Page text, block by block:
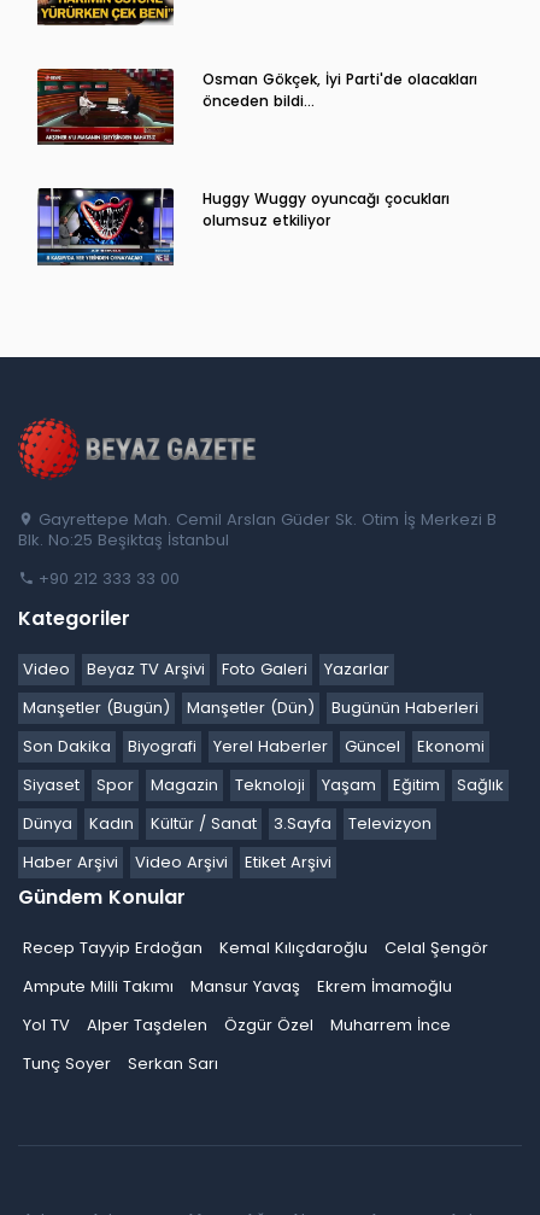
Osman Gökçek, İyi Parti'de olacakları
önceden bildi...
Huggy Wuggy oyuncağı çocukları
olumsuz etkiliyor
Gayrettepe Mah. Cemil Arslan Güder Sk. Otim İş Merkezi B
Blk. No:25 Beşiktaş İstanbul
+90 212 333 33 00
Kategoriler
Video Beyaz TV Arşivi Foto Galeri
Yazarlar
Manşetler (Bugün)
Manşetler (Dün)
Bugünün Haberleri
Son Dakika
Biyografi Yerel Haberler Güncel
Ekonomi
Siyaset
Spor Magazin Teknoloji Yaşam Eğitim
Sağlık
Dünya
Kadın Kültür / Sanat 3.Sayfa
Televizyon
Haber Arşivi
Video Arşivi Etiket Arşivi
Gündem Konular
Recep Tayyip Erdoğan Kemal Kılıçdaroğlu
Celal Şengör
Ampute Milli Takımı
Mansur Yavaş
Ekrem İmamoğlu
Yol TV
Alper Taşdelen Özgür Özel
Muharrem İnce
Tunç Soyer
Serkan Sarı